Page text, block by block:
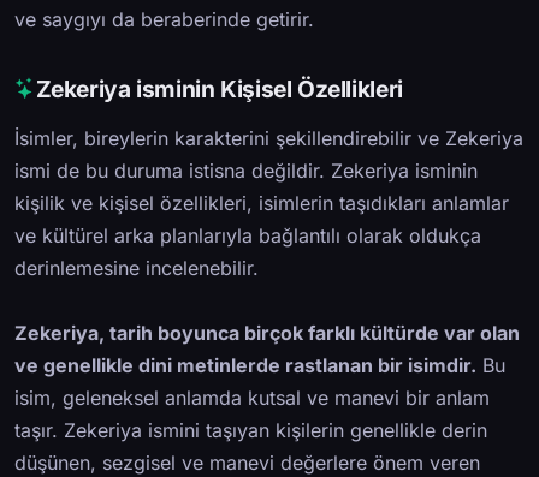
ve saygıyı da beraberinde getirir.
Zekeriya isminin Kişisel Özellikleri
İsimler, bireylerin karakterini şekillendirebilir ve Zekeriya
ismi de bu duruma istisna değildir. Zekeriya isminin
kişilik ve kişisel özellikleri, isimlerin taşıdıkları anlamlar
ve kültürel arka planlarıyla bağlantılı olarak oldukça
derinlemesine incelenebilir.
Zekeriya, tarih boyunca birçok farklı kültürde var olan
ve genellikle dini metinlerde rastlanan bir isimdir. Bu
isim, geleneksel anlamda kutsal ve manevi bir anlam
taşır. Zekeriya ismini taşıyan kişilerin genellikle derin
düşünen, sezgisel ve manevi değerlere önem veren